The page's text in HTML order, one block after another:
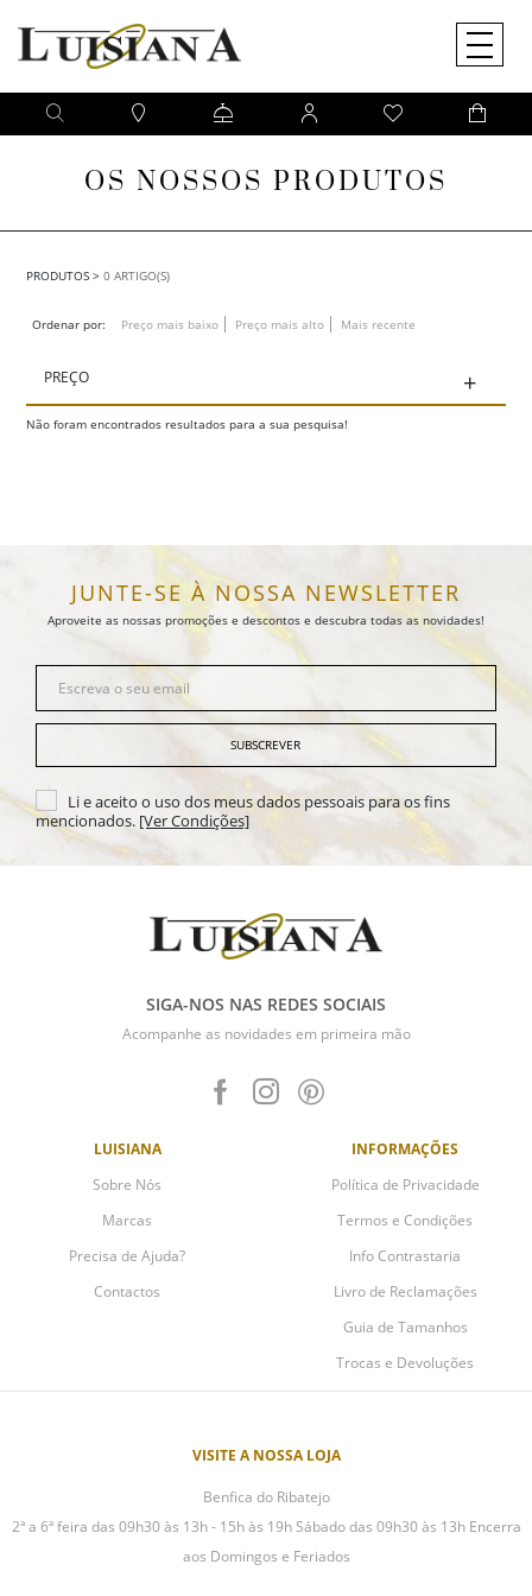
OS NOSSOS PRODUTOS
PRODUTOS >0 ARTIGO(S)
Ordenar por: Preço mais baixo Preço mais alto Mais recente
PREÇO +
Não foram encontrados resultados para a sua pesquisa!
JUNTE-SE À NOSSA NEWSLETTER
Aproveite as nossas promoções e descontos e descubra todas as novidades!
SUBSCREVER
Li e aceito o uso dos meus dados pessoais para os fins
mencionados. [Ver Condições]
LUISIANA
Sobre Nós
Marcas
Precisa de Ajuda?
Contactos
INFORMAÇÕES
Política de Privacidade
Termos e Condições
Info Contrastaria
Livro de Reclamações
Guia de Tamanhos
Trocas e Devoluções
SIGA-NOS NAS REDES SOCIAIS
Acompanhe as novidades em primeira mão
VISITE A NOSSA LOJA
Benfica do Ribatejo
2ª a 6ª feira das 09h30 às 13h - 15h às 19h Sábado das 09h30 às 13h Encerra
aos Domingos e Feriados
O QUE PROCURA?
Pesquise na nossa loja online um artigo da sua preferência